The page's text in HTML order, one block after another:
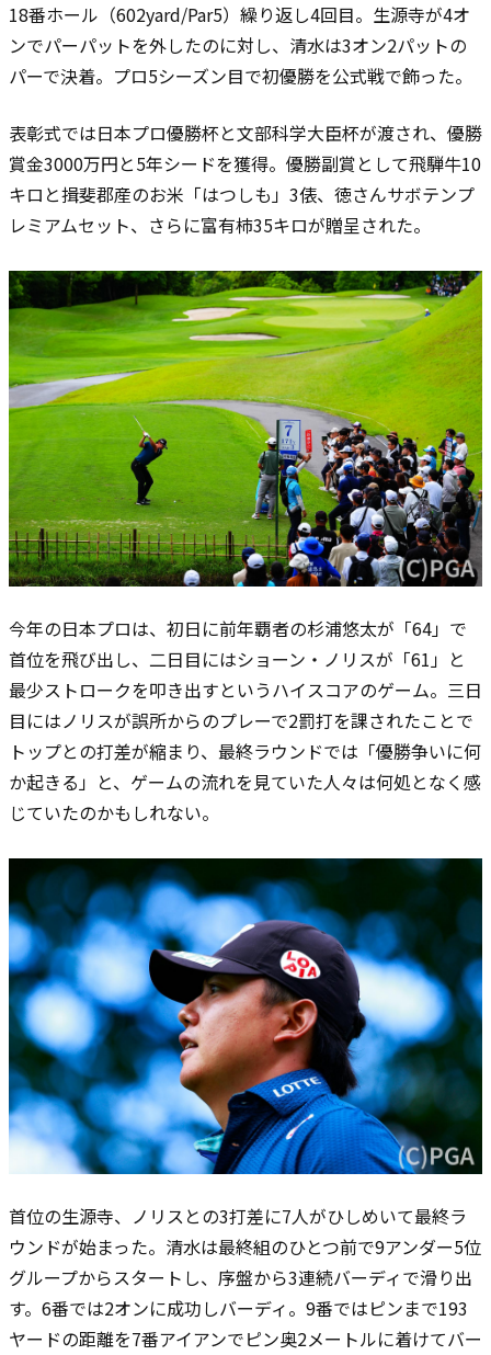
18番ホール（602yard/Par5）繰り返し4回目。生源寺が4オ
ンでパーパットを外したのに対し、清水は3オン2パットの
パーで決着。プロ5シーズン目で初優勝を公式戦で飾った。
表彰式では日本プロ優勝杯と文部科学大臣杯が渡され、優勝
賞金3000万円と5年シードを獲得。優勝副賞として飛騨牛10
キロと揖斐郡産のお米「はつしも」3俵、徳さんサボテンプ
レミアムセット、さらに富有柿35キロが贈呈された。
今年の日本プロは、初日に前年覇者の杉浦悠太が「64」で
首位を飛び出し、二日目にはショーン・ノリスが「61」と
最少ストロークを叩き出すというハイスコアのゲーム。三日
目にはノリスが誤所からのプレーで2罰打を課されたことで
トップとの打差が縮まり、最終ラウンドでは「優勝争いに何
か起きる」と、ゲームの流れを見ていた人々は何処となく感
じていたのかもしれない。
首位の生源寺、ノリスとの3打差に7人がひしめいて最終ラ
ウンドが始まった。清水は最終組のひとつ前で9アンダー5位
グループからスタートし、 序盤から3連続バーディで滑り出
す。6番では2オンに成功しバーディ。9番ではピンまで193
ヤードの距離を7番アイアンでピン奥2メートルに着けてバー